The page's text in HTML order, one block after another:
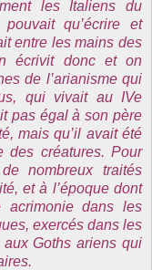
les Italiens du
qu’écrire et
entre les mains des
écrivit donc et on
de l’arianisme qui
qui vivait au IVe
pas égal à son père
mais qu’il avait été
des créatures. Pour
nombreux traités
, et à l’époque dont
dans les
exercés dans les
Goths ariens qui